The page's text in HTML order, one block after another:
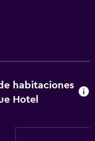
habitaciones
Hotel